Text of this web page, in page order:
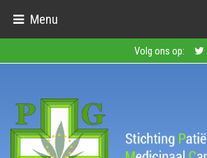
Menu
Volg ons op: